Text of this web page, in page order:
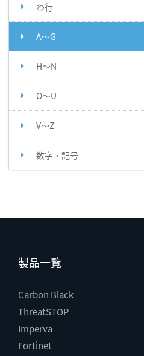
わ行
A～G
H～N
O～U
V～Z
数字・記号
製品一覧
Carbon Black
ThreatSTOP
Imperva
Fortinet